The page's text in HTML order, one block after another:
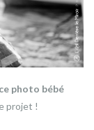
photo bébé
projet !